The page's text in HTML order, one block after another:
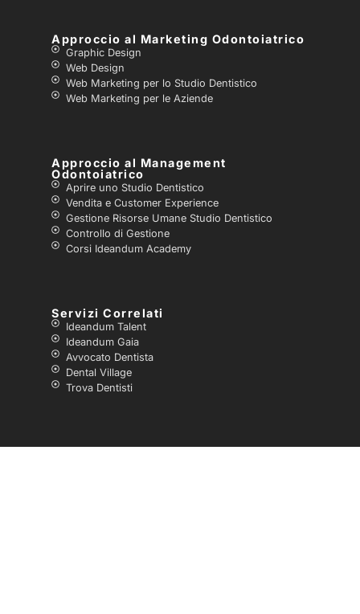
Approccio al Marketing Odontoiatrico
Graphic Design
Web Design
Web Marketing per lo Studio Dentistico
Web Marketing per le Aziende
Approccio al Management
Odontoiatrico
Aprire uno Studio Dentistico
Vendita e Customer Experience
Gestione Risorse Umane Studio Dentistico
Controllo di Gestione
Corsi Ideandum Academy
Servizi Correlati
Ideandum Talent
Ideandum Gaia
Avvocato Dentista
Dental Village
Trova Dentisti